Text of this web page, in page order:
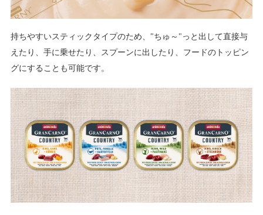
持ちやすいスティックタイプのため、"ちゅ～"っと出して直接与
えたり、手に乗せたり、スプーンに出したり、フードのトッピン
グにすることも可能です。